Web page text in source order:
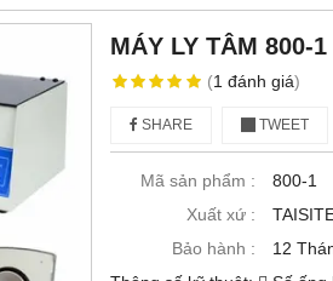
MÁY LY TÂM 800-
(1đánh giá)
SHARE TWEET
Mã sản phẩm :
800-1
Xuất xứ :
Bảo hành :
12